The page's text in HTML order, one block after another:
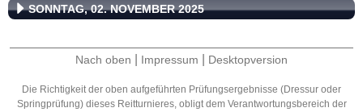
SONNTAG, 02. NOVEMBER 2025
Nach oben Impressum Desktopversion
Die Richtigkeit der oben aufgeführten Prüfungsergebnisse (Dressur oder
Springprüfung) dieses Reitturnieres, obligt dem Verantwortungsbereich der